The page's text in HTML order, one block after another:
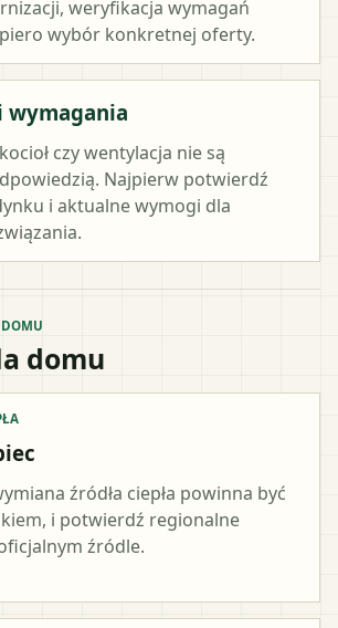
weryfikacja wymagań
wybór konkretnej oferty.
wymagania
czy wentylacja nie są
Najpierw potwierdź
i aktualne wymogi dla
DOMU
domu
źródła ciepła powinna być
i potwierdź regionalne
źródle.